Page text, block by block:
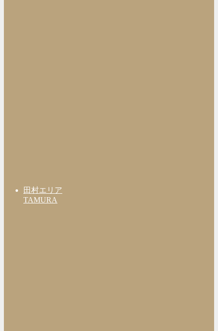
田村エリア
TAMURA